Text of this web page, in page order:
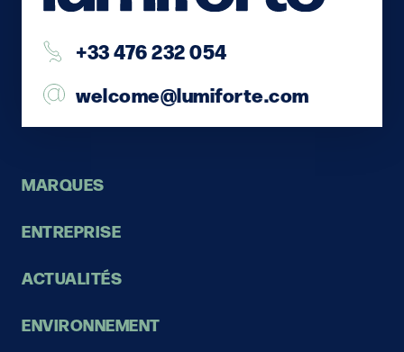
+33 476 232 054
welcome@lumiforte.com
MARQUES
ENTREPRISE
ACTUALITÉS
ENVIRONNEMENT